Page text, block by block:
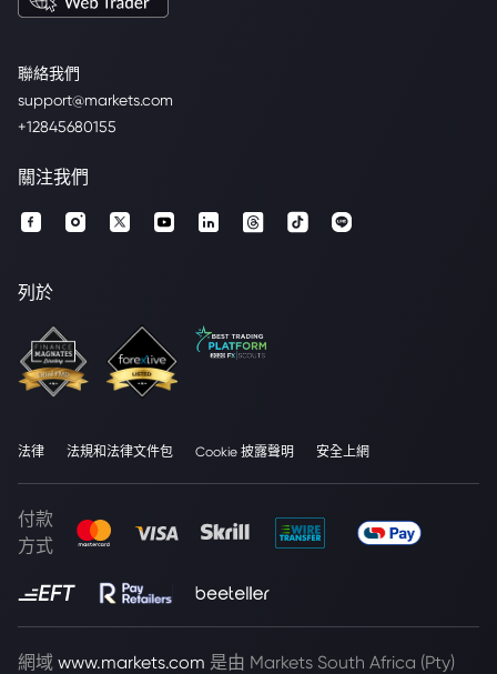
聯絡我們
support@markets.com
+12845680155
關注我們
列於
法律 法規和法律文件包 Cookie 披露聲明 安全上網
付款
方式
網域 www.markets.com 是由 Markets South Africa (Pty)